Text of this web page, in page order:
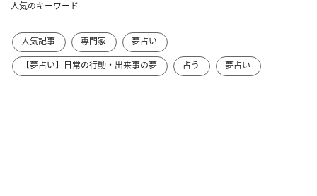
人気のキーワード
人気記事 専門家
夢占い
【夢占い】日常の行動・出来事の夢
占う 夢占い